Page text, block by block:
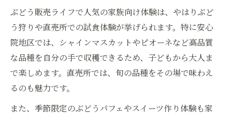
ぶどう販売ライフで人気の家族向け体験は、やはりぶど
う狩りや直売所での試食体験が挙げられます。特に安心
院地区では、シャインマスカットやピオーネなど高品質
な品種を自分の手で収穫できるため、子どもから大人ま
で楽しめます。直売所では、旬の品種をその場で味わえ
るのも魅力です。
また、季節限定のぶどうパフェやスイーツ作り体験も家